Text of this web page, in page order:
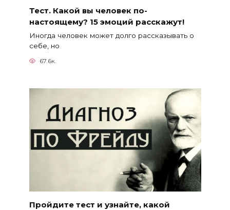
Тест. Какой вы человек по-
настоящему? 15 эмоций расскажут!
Иногда человек может долго рассказывать о
себе, но
67.6к.
Пройдите тест и узнайте, какой